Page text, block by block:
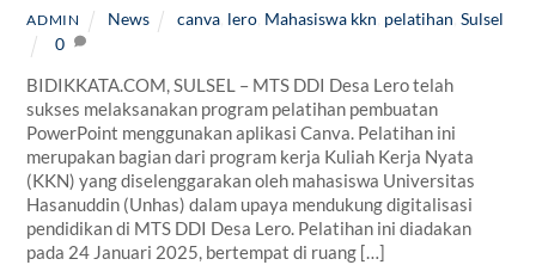
ADMIN News canva, lero, Mahasiswa kkn pelatihan Sulsel
0
BIDIKKATA.COM, SULSEL – MTS DDI Desa Lero telah
sukses melaksanakan program pelatihan pembuatan
PowerPoint menggunakan aplikasi Canva. Pelatihan ini
merupakan bagian dari program kerja Kuliah Kerja Nyata
(KKN) yang diselenggarakan oleh mahasiswa Universitas
Hasanuddin (Unhas) dalam upaya mendukung digitalisasi
pendidikan di MTS DDI Desa Lero. Pelatihan ini diadakan
pada 24 Januari 2025, bertempat di ruang […]